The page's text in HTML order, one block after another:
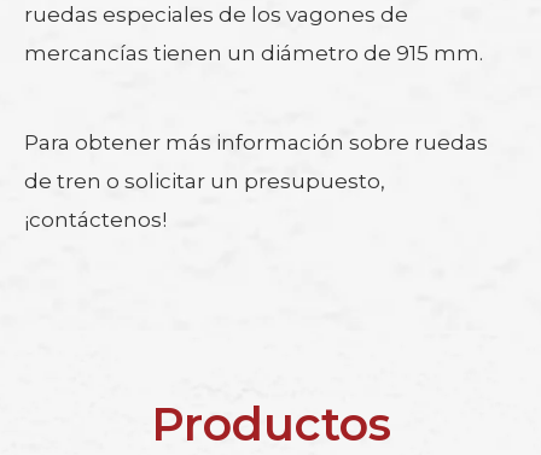
ruedas especiales de los vagones de
mercancías tienen un diámetro de 915 mm.
Para obtener más información sobre ruedas
de tren o solicitar un presupuesto,
¡contáctenos!
Productos